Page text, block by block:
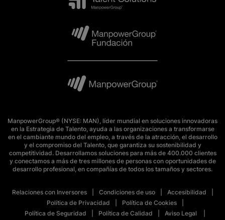
ManpowerGroup® (NYSE: MAN), líder mundial en soluciones innovadoras
en la Estrategia de Talento, ayuda a las organizaciones a transformarse
en el cambiante mundo del empleo, a través de la atracción, el desarrollo
y el compromiso del Talento, que garantiza su sostenibilidad y
competitividad. Desarrollamos soluciones para más de 400.000 clientes
y conectamos a más de tres millones de personas con oportunidades de
desarrollo profesional, en compañías de todos los tamaños y sectores.
Relaciones con Inversores Condiciones de uso
Accesibilidad
Política de Privacidad
Política de Cookies
Política de Seguridad
Política de Calidad
Aviso Legal